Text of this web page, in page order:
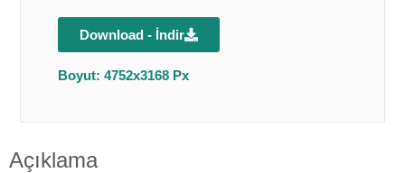
Download - İndir
Boyut: 4752x3168 Px
Açıklama